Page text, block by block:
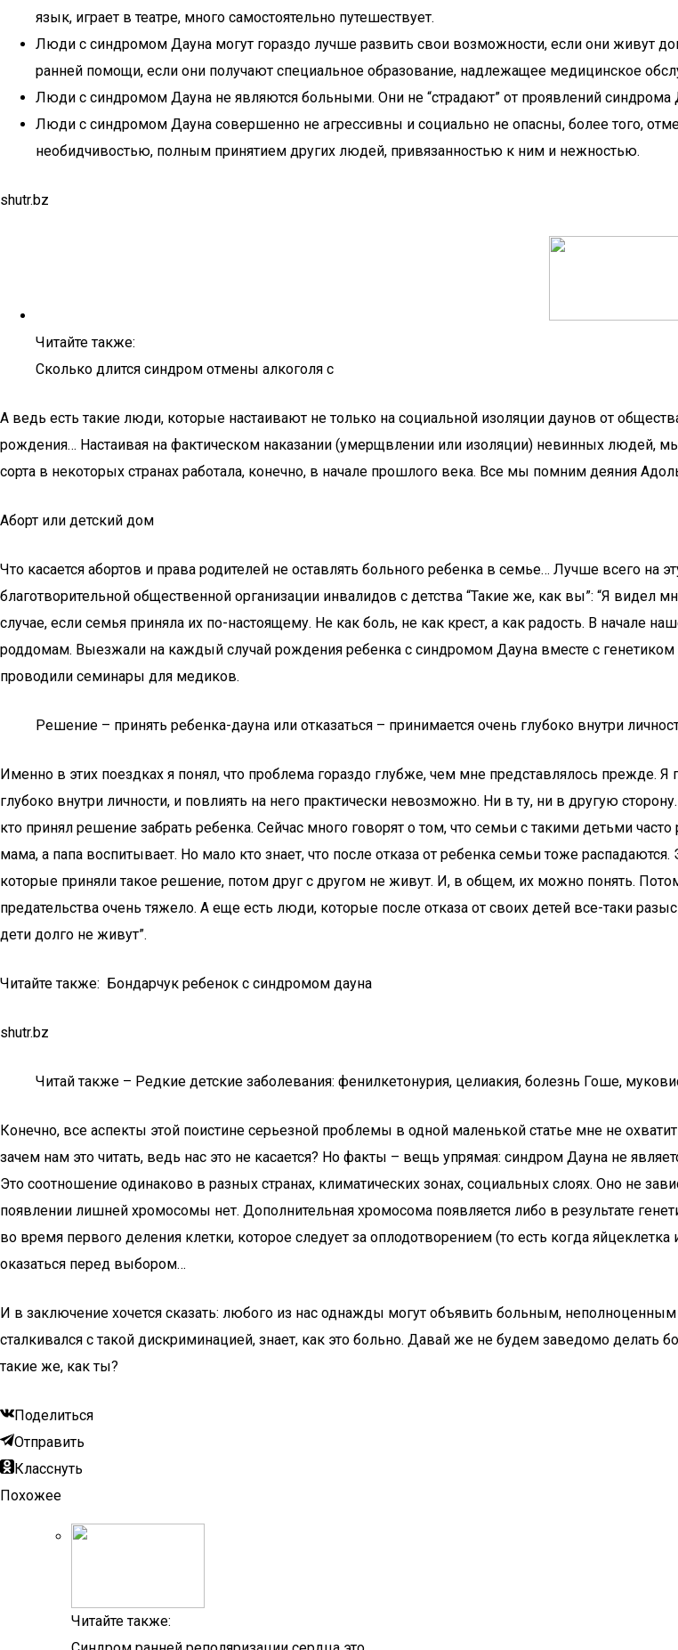
язык, играет в театре, много самостоятельно путешествует.
Люди с синдромом Дауна могут гораздо лучше развить свои возможности, если они живут
ранней помощи, если они получают специальное образование, надлежащее медицинское
Люди с синдромом Дауна не являются больными. Они не “страдают” от проявлений синдрома
Люди с синдромом Дауна совершенно не агрессивны и социально не опасны, более того,
необидчивостью, полным принятием других людей, привязанностью к ним и нежностью.
shutr.bz
Читайте также:
Сколько длится синдром отмены алкоголя с
А ведь есть такие люди, которые настаивают не только на социальной изоляции даунов от
рождения… Настаивая на фактическом наказании (умерщвлении или изоляции) невинных
сорта в некоторых странах работала, конечно, в начале прошлого века. Все мы помним деяния
Аборт или детский дом
Что касается абортов и права родителей не оставлять больного ребенка в семье… Лучше всего на
благотворительной общественной организации инвалидов с детства “Такие же, как вы”: “Я видел
случае, если семья приняла их по-настоящему. Не как боль, не как крест, а как радость. В начале
роддомам. Выезжали на каждый случай рождения ребенка с синдромом Дауна вместе с генетиком
проводили семинары для медиков.
Решение – принять ребенка-дауна или отказаться – принимается очень глубоко внутри
Именно в этих поездках я понял, что проблема гораздо глубже, чем мне представлялось прежде. Я
глубоко внутри личности, и повлиять на него практически невозможно. Ни в ту, ни в другую
кто принял решение забрать ребенка. Сейчас много говорят о том, что семьи с такими детьми
мама, а папа воспитывает. Но мало кто знает, что после отказа от ребенка семьи тоже
которые приняли такое решение, потом друг с другом не живут. И, в общем, их можно понять.
предательства очень тяжело. А еще есть люди, которые после отказа от своих детей все-таки
дети долго не живут”.
Читайте также: Бондарчук ребенок с синдромом дауна
shutr.bz
Читай также – Редкие детские заболевания: фенилкетонурия, целиакия, болезнь Гоше,
Конечно, все аспекты этой поистине серьезной проблемы в одной маленькой статье мне не
зачем нам это читать, ведь нас это не касается? Но факты – вещь упрямая: синдром Дауна не
Это соотношение одинаково в разных странах, климатических зонах, социальных слоях. Оно не
появлении лишней хромосомы нет. Дополнительная хромосома появляется либо в результате
во время первого деления клетки, которое следует за оплодотворением (то есть когда
оказаться перед выбором…
И в заключение хочется сказать: любого из нас однажды могут объявить больным,
сталкивался с такой дискриминацией, знает, как это больно. Давай же не будем заведомо делать
такие же, как ты?
Поделиться
Отправить
Класснуть
Похожее
Читайте также: